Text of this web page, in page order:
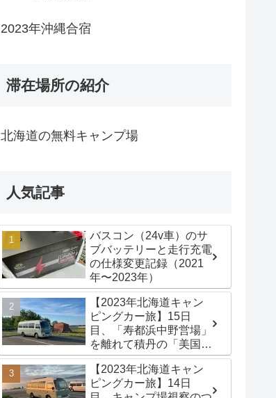
2023年沖縄合宿
滞在場所の紹介
北海道の無料キャンプ場
人気記事
バスコン（24v車）のサ
ブバッテリーと走行充電
の仕様変更記録（2021
年〜2023年）
【2023年北海道キャン
ピングカー旅】15日
目、「寿都浜中野営場」
を離れて積丹の「美国漁
港海岸緑地広場」でター
プテントを立てる
【2023年北海道キャン
ピングカー旅】14日